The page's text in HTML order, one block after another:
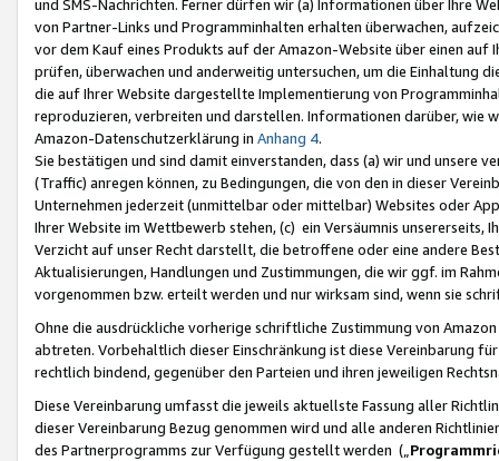
und SMS-Nachrichten. Ferner dürfen wir (a) Informationen über Ihre
von Partner-Links und Programminhalten erhalten überwachen,
vor dem Kauf eines Produkts auf der Amazon-Website über einen
prüfen, überwachen und anderweitig untersuchen, um die Einhaltung
die auf Ihrer Website dargestellte Implementierung von
reproduzieren, verbreiten und darstellen. Informationen darüber, wie
Amazon-Datenschutzerklärung in Anhang 4.
Sie bestätigen und sind damit einverstanden, dass (a) wir und
(Traffic) anregen können, zu Bedingungen, die von den in dieser
Unternehmen jederzeit (unmittelbar oder mittelbar) Websites oder
Ihrer Website im Wettbewerb stehen, (c) ein Versäumnis unsererseits,
Verzicht auf unser Recht darstellt, die betroffene oder eine andere
Aktualisierungen, Handlungen und Zustimmungen, die wir ggf. im
vorgenommen bzw. erteilt werden und nur wirksam sind, wenn sie
Ohne die ausdrückliche vorherige schriftliche Zustimmung von
abtreten. Vorbehaltlich dieser Einschränkung ist diese Vereinbarung
rechtlich bindend, gegenüber den Parteien und ihren jeweiligen
Diese Vereinbarung umfasst die jeweils aktuellste Fassung aller
dieser Vereinbarung Bezug genommen wird und alle anderen
des Partnerprogramms zur Verfügung gestellt werden („